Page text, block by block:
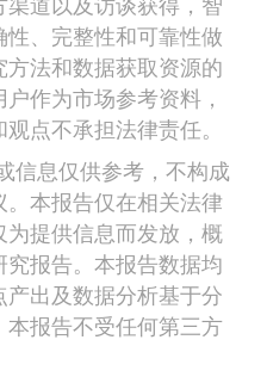
道以及访谈获得，智
、完整性和可靠性做
法和数据获取资源的
作为市场参考资料，
点不承担法律责任。
信息仅供参考，不构成
本报告仅在相关法律
提供信息而发放，概
报告。本报告数据均
出及数据分析基于分
报告不受任何第三方